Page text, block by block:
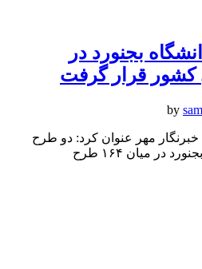
بجنورد در
قرار گرفت
مهر عنوان کرد: دو طرح
میان ۱۶۴ طرح